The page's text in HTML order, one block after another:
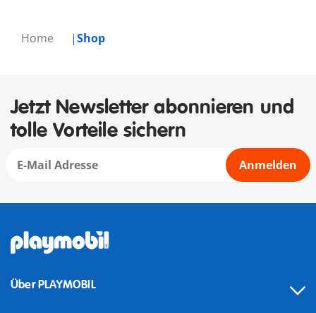
Home Shop
Jetzt Newsletter abonnieren und
tolle Vorteile sichern
Anmelden
Über PLAYMOBIL